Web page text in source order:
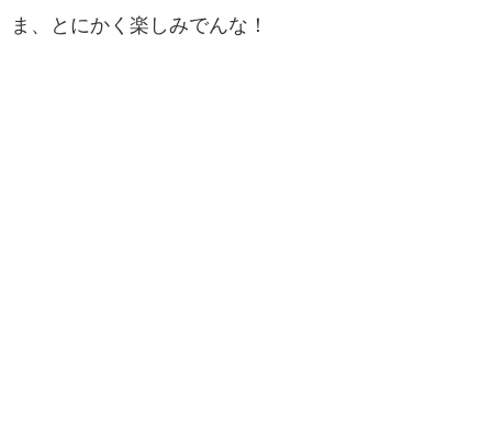
ま、とにかく楽しみでんな！